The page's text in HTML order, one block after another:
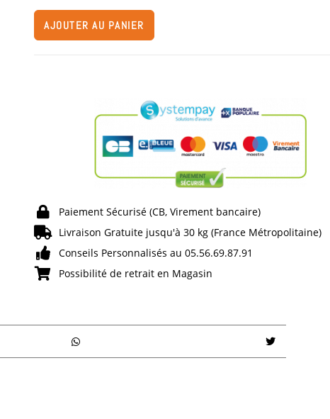
AJOUTER AU PANIER
Paiement Sécurisé (CB, Virement bancaire)
Livraison Gratuite jusqu'à 30 kg (France Métropolitaine)
Conseils Personnalisés au 05.56.69.87.91
Possibilité de retrait en Magasin